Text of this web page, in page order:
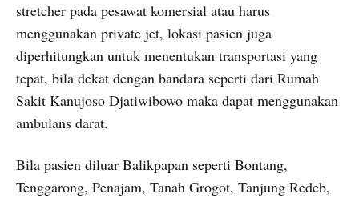
stretcher pada pesawat komersial atau harus
menggunakan private jet, lokasi pasien juga
diperhitungkan untuk menentukan transportasi yang
tepat, bila dekat dengan bandara seperti dari Rumah
Sakit Kanujoso Djatiwibowo maka dapat menggunakan
ambulans darat.
Bila pasien diluar Balikpapan seperti Bontang,
Tenggarong, Penajam, Tanah Grogot, Tanjung Redeb,